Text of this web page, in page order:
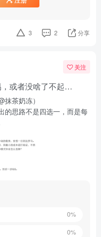
3 2 分享
关注
或者没啥了不起…
抹茶奶冻）
的思路不是四选一，而是每
0%
0%